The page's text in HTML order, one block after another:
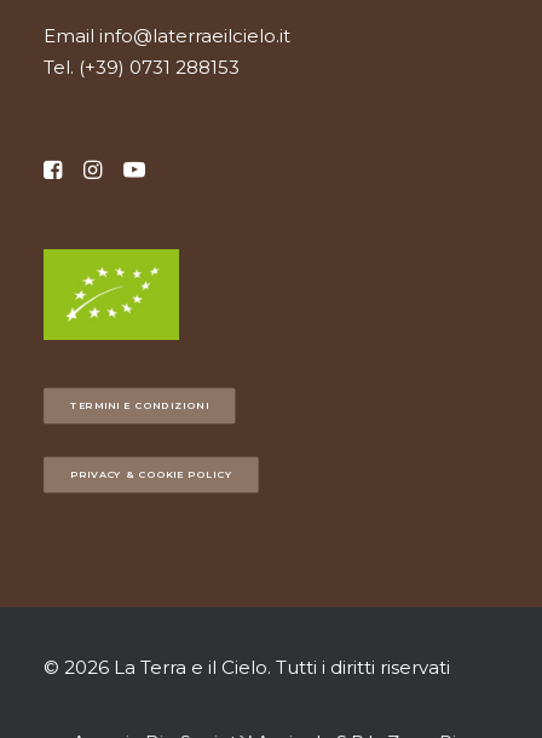
Email info@laterraeilcielo.it
Tel. (+39) 0731 288153
TERMINI E CONDIZIONI
PRIVACY & COOKIE POLICY
© 2026 La Terra e il Cielo. Tutti i diritti riservati